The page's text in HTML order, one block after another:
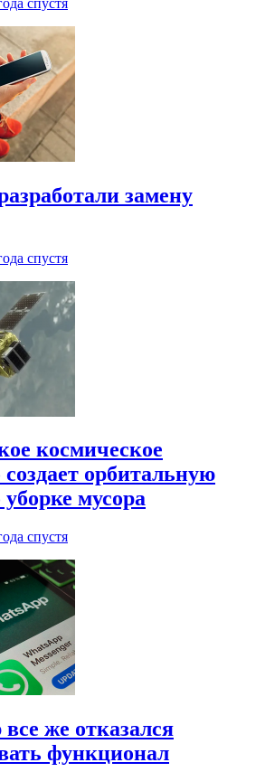
замену
спустя
космическое
создает орбитальную
мусора
спустя
же отказался
функционал